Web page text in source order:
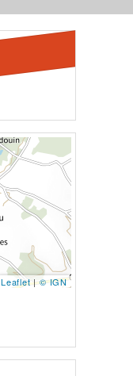
Leaflet|© IGN